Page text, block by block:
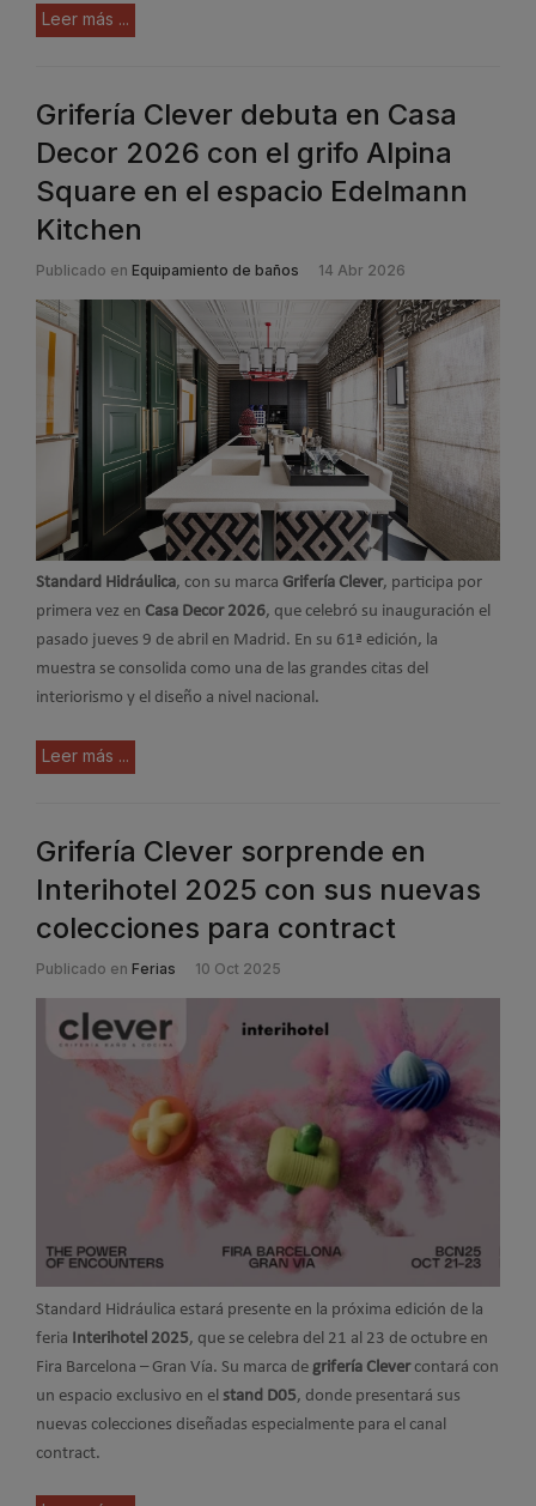
Leer más ...
Grifería Clever debuta en Casa
Decor 2026 con el grifo Alpina
Square en el espacio Edelmann
Kitchen
Publicado en Equipamiento de baños 14 Abr 2026
Standard Hidráulica, con su marca Grifería Clever, participa por
primera vez en Casa Decor 2026, que celebró su inauguración el
pasado jueves 9 de abril en Madrid. En su 61ª edición, la
muestra se consolida como una de las grandes citas del
interiorismo y el diseño a nivel nacional.
Leer más ...
Grifería Clever sorprende en
Interihotel 2025 con sus nuevas
colecciones para contract
Publicado en Ferias 10 Oct 2025
Standard Hidráulica estará presente en la próxima edición de la
feria Interihotel 2025, que se celebra del 21 al 23 de octubre en
Fira Barcelona – Gran Vía. Su marca de grifería Clevercontará con
un espacio exclusivo en el stand D05, donde presentará sus
nuevas colecciones diseñadas especialmente para el canal
contract.